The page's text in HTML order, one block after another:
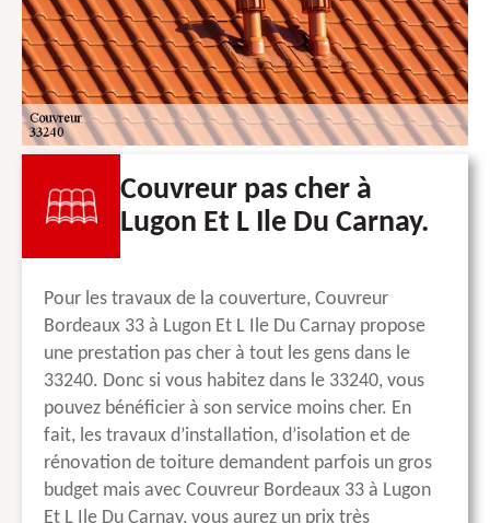
Couvreur pas cher à
Lugon Et L Ile Du Carnay.
Pour les travaux de la couverture, Couvreur
Bordeaux 33 à Lugon Et L Ile Du Carnay propose
une prestation pas cher à tout les gens dans le
33240. Donc si vous habitez dans le 33240, vous
pouvez bénéficier à son service moins cher. En
fait, les travaux d’installation, d’isolation et de
rénovation de toiture demandent parfois un gros
budget mais avec Couvreur Bordeaux 33 à Lugon
Et L Ile Du Carnay, vous aurez un prix très